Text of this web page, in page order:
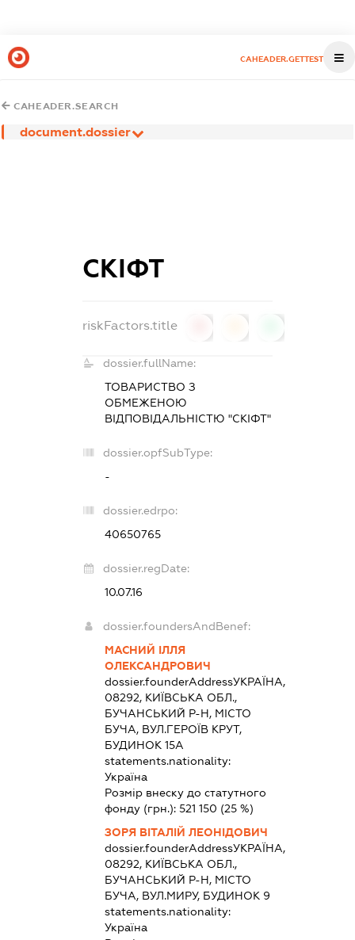
CAHEADER.GETTEST
CAHEADER.SEARCH
document.dossier
СКІФТ
riskFactors.title
dossier.fullName:
ТОВАРИСТВО З
ОБМЕЖЕНОЮ
ВІДПОВІДАЛЬНІСТЮ "СКІФТ"
dossier.opfSubType:
-
dossier.edrpo:
40650765
dossier.regDate:
10.07.16
dossier.foundersAndBenef:
МАСНИЙ ІЛЛЯ
ОЛЕКСАНДРОВИЧ
dossier.founderAddressУКРАЇНА,
08292, КИЇВСЬКА ОБЛ.,
БУЧАНСЬКИЙ Р-Н, МІСТО
БУЧА, ВУЛ.ГЕРОЇВ КРУТ,
БУДИНОК 15А
statements.nationality:
Україна
Розмір внеску до статутного
фонду (грн.): 521 150 (25 %)
ЗОРЯ ВІТАЛІЙ ЛЕОНІДОВИЧ
dossier.founderAddressУКРАЇНА,
08292, КИЇВСЬКА ОБЛ.,
БУЧАНСЬКИЙ Р-Н, МІСТО
БУЧА, ВУЛ.МИРУ, БУДИНОК 9
statements.nationality:
Україна